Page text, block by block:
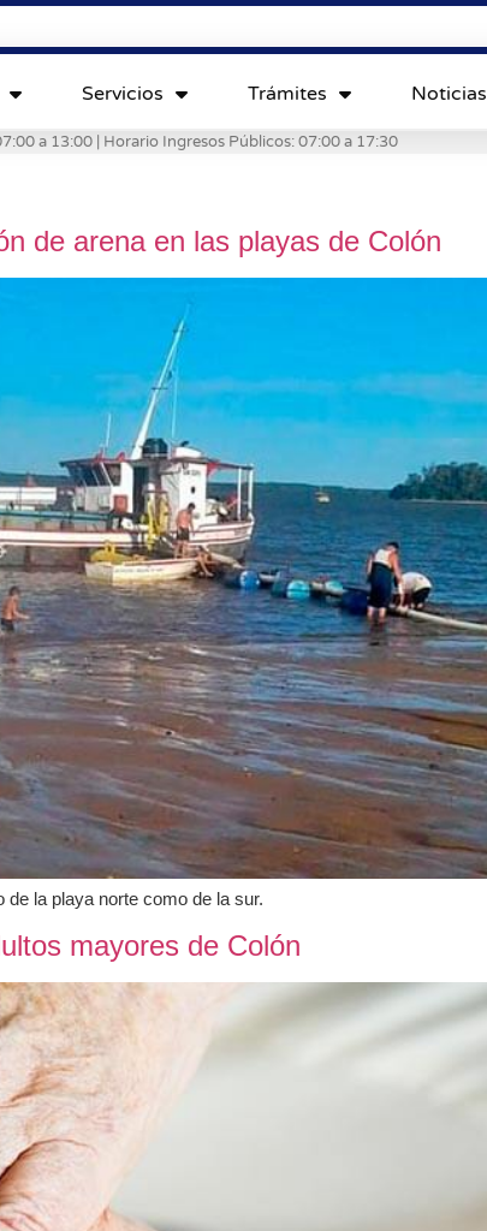
Servicios Trámites Noticias
a 13:00 | Horario Ingresos Públicos: 07:00 a 17:30
de arena en las playas de Colón
la playa norte como de la sur.
mayores de Colón